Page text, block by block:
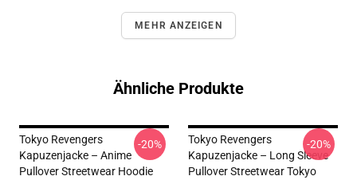
MEHR ANZEIGEN
Ähnliche Produkte
Tokyo Revengers
Kapuzenjacke – Anime
Pullover Streetwear Hoodie
-20%
Tokyo Revengers
Kapuzenjacke – Long Sleeve
Pullover Streetwear Tokyo
-20%